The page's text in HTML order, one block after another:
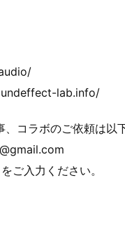
lab.info/
コラボのご依頼は以
ご入力ください。